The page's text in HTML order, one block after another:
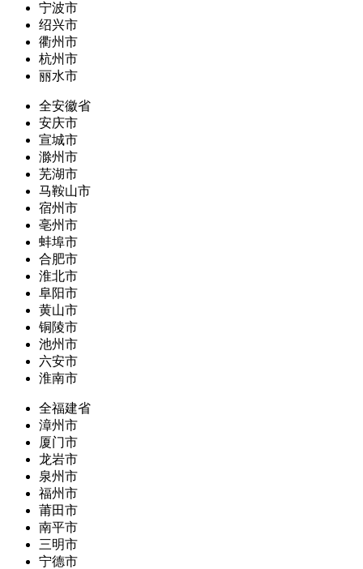
宁波市
绍兴市
衢州市
杭州市
丽水市
全安徽省
安庆市
宣城市
滁州市
芜湖市
马鞍山市
宿州市
亳州市
蚌埠市
合肥市
淮北市
阜阳市
黄山市
铜陵市
池州市
六安市
淮南市
全福建省
漳州市
厦门市
龙岩市
泉州市
福州市
莆田市
南平市
三明市
宁德市